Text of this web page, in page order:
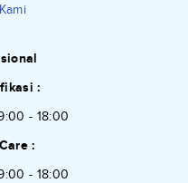
:
- 18:00
:
- 18:00